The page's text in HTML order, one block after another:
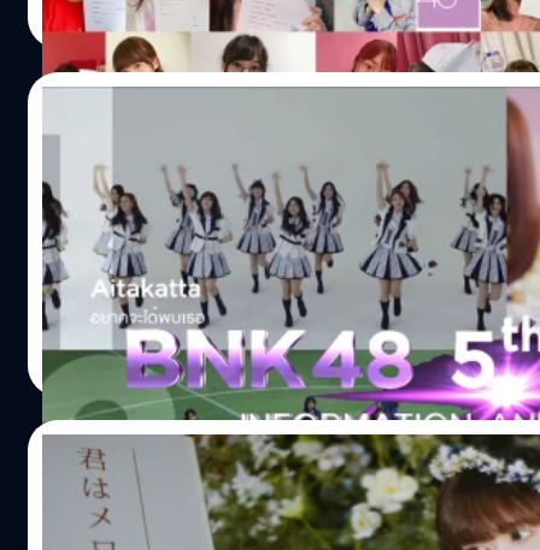
Read More
BNK48 ทำเซอร์ไพรส์ประกาศ ซิงเกิ้ลที่ 5 & ง
กลายเป็นธรรมเนียมไปเสียแล้วสำหรับ BNK48 เมื่อมีงานกิจ
ไม่เว้นครับ ในงาน River 2 Shot ที่จัดให้มีขึ้นเป็นครั้งแรก ท้า
รายชื่อเพลงในซิงเกิ้ลที่ 5 ได้แก่เพลง เพลง BNK Festival เ
เลือกในปลายเดือนตุลาคม] เพลง Temodemo no Namida -
และ MusicBNK48] https://youtu.be/0773p4WN1Qg 2, ป
https://youtu.be/Q49T77N9Jns เซ็มบัดสึ
https://www.facebook.com/bnk48official.cherprang/
https://www.instagram.com/cherprang.bnk48official/
Meechok Dechpokasup| 2869 days ago
Read More
29/09/2018
แกะกล่อง 4th Single BNK48 – Kimi Wa